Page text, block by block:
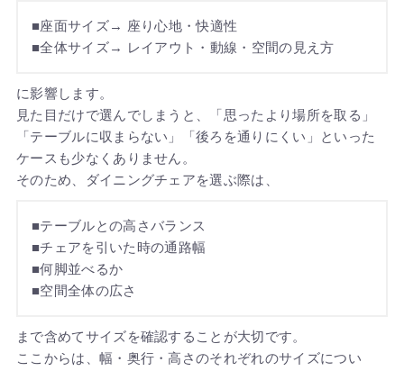
■座面サイズ→ 座り心地・快適性
■全体サイズ→ レイアウト・動線・空間の見え方
に影響します。
見た目だけで選んでしまうと、「思ったより場所を取る」
「テーブルに収まらない」「後ろを通りにくい」といった
ケースも少なくありません。
そのため、ダイニングチェアを選ぶ際は、
■テーブルとの高さバランス
■チェアを引いた時の通路幅
■何脚並べるか
■空間全体の広さ
まで含めてサイズを確認することが大切です。
ここからは、幅・奥行・高さのそれぞれのサイズについ